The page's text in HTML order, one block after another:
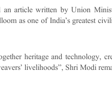
an article written by Union
as one of India’s greatest
heritage and technology,
livelihoods”, Shri Modi